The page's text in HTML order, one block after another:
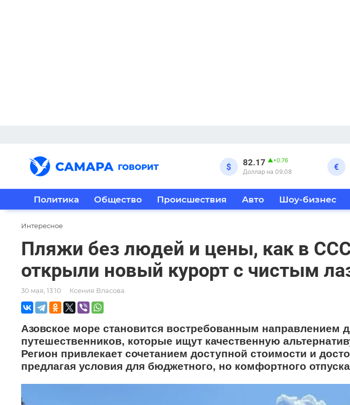
$ 82.17 ▲+0.76
Доллар на 09.08 €
Политика Общество Происшествия Авто Шоу-бизнес
Интересное
Пляжи без людей и цены, как в
открыли новый курорт с чистым
30 мая, 13:10 Ксения Власова
Азовское море становится востребованным направлением
путешественников, которые ищут качественную
Регион привлекает сочетанием доступной стоимости и
предлагая условия для бюджетного, но комфортного